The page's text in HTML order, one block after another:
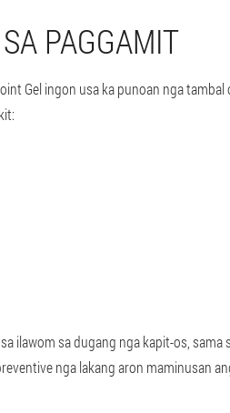
PAGGAMIT
Gel ingon usa ka punoan nga tambal
ilawom sa dugang nga kapit-os, sama
nga lakang aron maminusan